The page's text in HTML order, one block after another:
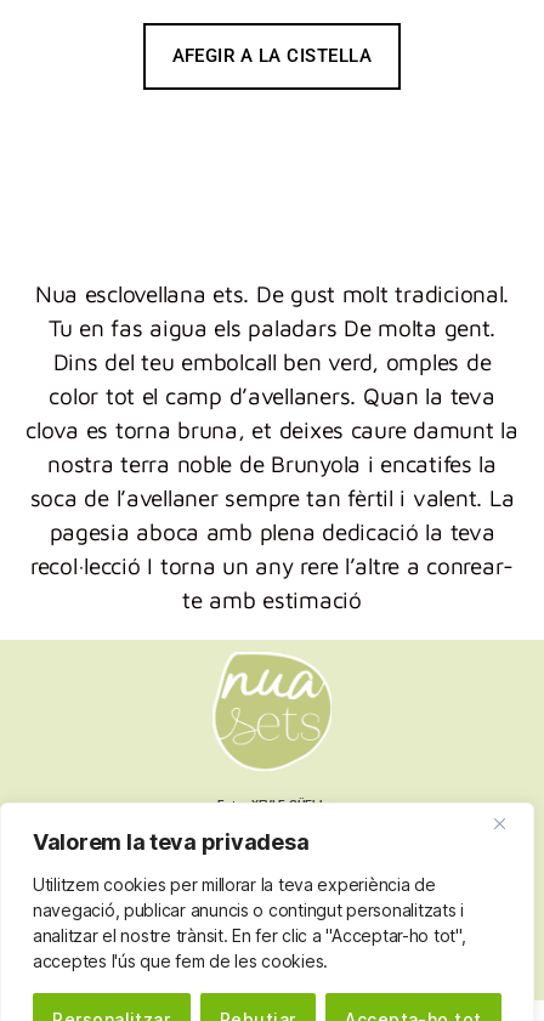
Valorem la teva privadesa
Utilitzem cookies per millorar la teva experiència de
navegació, publicar anuncis o contingut personalitzats i
analitzar el nostre trànsit. En fer clic a "Acceptar-ho tot",
acceptes l'ús que fem de les cookies.
AFEGIR A LA CISTELLA
Nua esclovellana ets. De gust molt tradicional.
Tu en fas aigua els paladars De molta gent.
Dins del teu embolcall ben verd, omples de
color tot el camp d’avellaners. Quan la teva
clova es torna bruna, et deixes caure damunt la
nostra terra noble de Brunyola i encatifes la
soca de l’avellaner sempre tan fèrtil i valent. La
pagesia aboca amb plena dedicació la teva
recol·lecció I torna un any rere l’altre a conrear-
te amb estimació
Fotos XEVI F GÜELL
Termes i condicions
Política de privacitat
Política de cookies